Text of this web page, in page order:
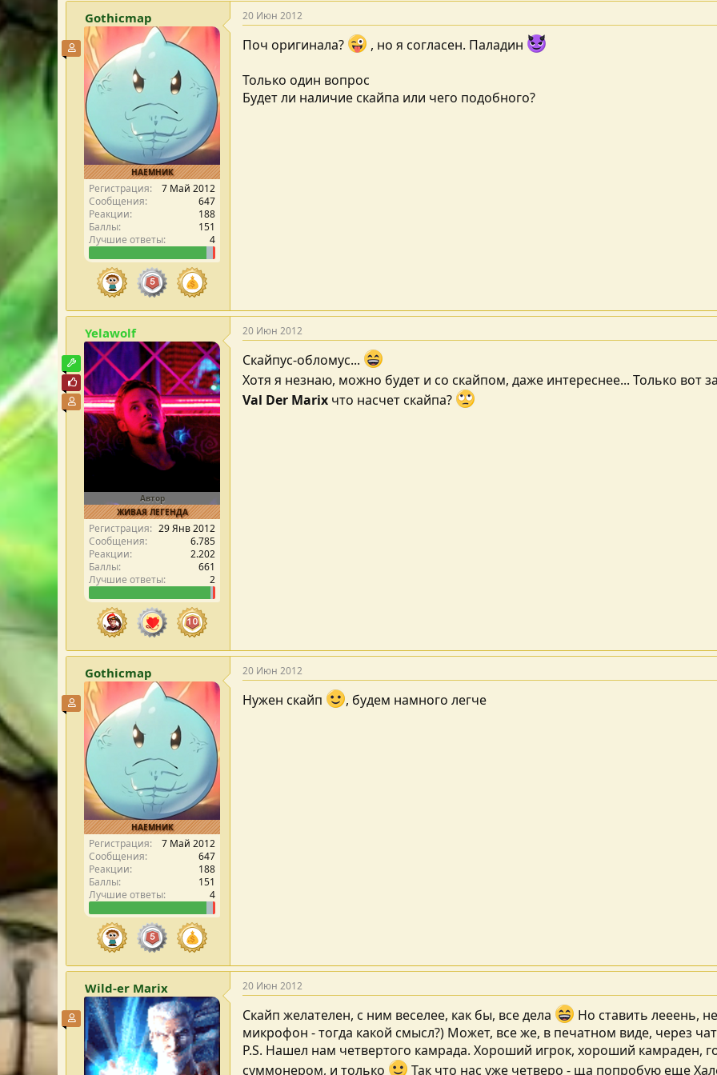
Gothicmap
НАЕМНИК
Участник форума
Регистрация
7 Май 2012
Сообщения
647
Реакции
188
Баллы
151
Лучшие ответы
4
20 Июн 2012
Поч оригинала?
, но я согласен. Паладин
Только один вопрос
Будет ли наличие скайпа или чего подобного?
Yelawolf
Автор
ЖИВАЯ ЛЕГЕНДА
Модостроитель
Почётный пользователь
Участник форума
Регистрация
29 Янв 2012
Сообщения
6.785
Реакции
2.202
Баллы
661
Лучшие ответы
2
20 Июн 2012
Скайпус-обломус...
Хотя я незнаю, можно будет и со скайпом, даже интереснее... Только вот
Val Der Marix что насчет скайпа?
Gothicmap
НАЕМНИК
Участник форума
Регистрация
7 Май 2012
Сообщения
647
Реакции
188
Баллы
151
Лучшие ответы
4
20 Июн 2012
Нужен скайп , будем намного легче
Wild-er Marix
Участник форума
20 Июн 2012
Скайп желателен, с ним веселее, как бы, все дела
Но ставить лееень,
микрофон - тогда какой смысл?) Может, все же, в печатном виде, через
P.S. Нашел нам четвертого камрада. Хороший игрок, хороший камраден,
суммонером, и только
Так что нас уже четверо - ща попробую еще